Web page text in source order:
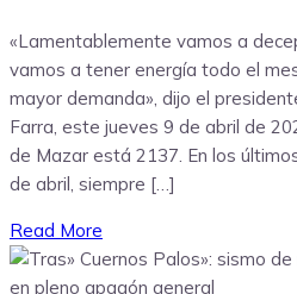
«Lamentablemente vamos a
vamos a tener energía todo el
mayor demanda», dijo el
Farra, este jueves 9 de abril de
de Mazar está 2137. En los
de abril, siempre […]
Read More